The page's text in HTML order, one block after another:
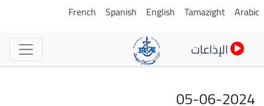
تجاوز
Arabic
Tamazight
English
Spanish
French
الإذاعات
05-06-2024